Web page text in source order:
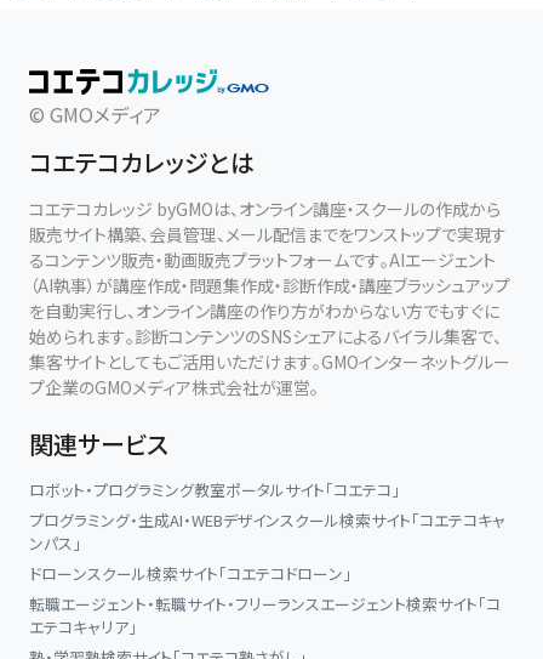
© GMOメディア
コエテコカレッジとは
コエテコカレッジ byGMOは、オンライン講座・スクールの作成から
販売サイト構築、会員管理、メール配信までをワンストップで実現す
るコンテンツ販売・動画販売プラットフォームです。AIエージェント
（AI執事）が講座作成・問題集作成・診断作成・講座ブラッシュアップ
を自動実行し、オンライン講座の作り方がわからない方でもすぐに
始められます。診断コンテンツのSNSシェアによるバイラル集客で、
集客サイトとしてもご活用いただけます。GMOインターネットグルー
プ企業のGMOメディア株式会社が運営。
関連サービス
ロボット・プログラミング教室ポータルサイト「コエテコ」
プログラミング・生成AI・WEBデザインスクール検索サイト「コエテコキャ
ンパス」
ドローンスクール検索サイト「コエテコドローン」
転職エージェント・転職サイト・フリーランスエージェント検索サイト「コ
エテコキャリア」